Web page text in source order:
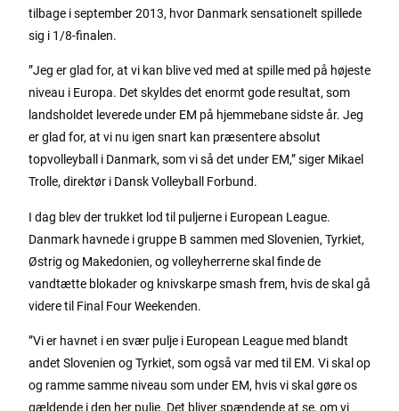
tilbage i september 2013, hvor Danmark sensationelt spillede
sig i 1/8-finalen.
”Jeg er glad for, at vi kan blive ved med at spille med på højeste
niveau i Europa. Det skyldes det enormt gode resultat, som
landsholdet leverede under EM på hjemmebane sidste år. Jeg
er glad for, at vi nu igen snart kan præsentere absolut
topvolleyball i Danmark, som vi så det under EM,” siger Mikael
Trolle, direktør i Dansk Volleyball Forbund.
I dag blev der trukket lod til puljerne i European League.
Danmark havnede i gruppe B sammen med Slovenien, Tyrkiet,
Østrig og Makedonien, og volleyherrerne skal finde de
vandtætte blokader og knivskarpe smash frem, hvis de skal gå
videre til Final Four Weekenden.
”Vi er havnet i en svær pulje i European League med blandt
andet Slovenien og Tyrkiet, som også var med til EM. Vi skal op
og ramme samme niveau som under EM, hvis vi skal gøre os
gældende i den her pulje. Det bliver spændende at se, om vi